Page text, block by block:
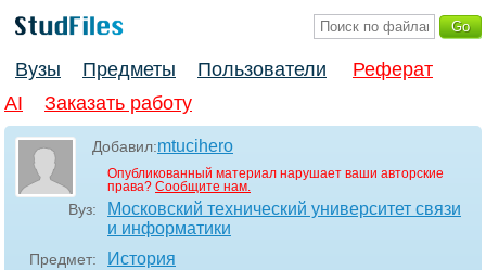
Вузы Предметы Пользователи
Реферат
AI
Заказать работу
Добавил:mtucihero
Опубликованный материал нарушает ваши авторские
права? Сообщите нам.
Вуз:
Московский технический университет связи
и информатики
Предмет: История